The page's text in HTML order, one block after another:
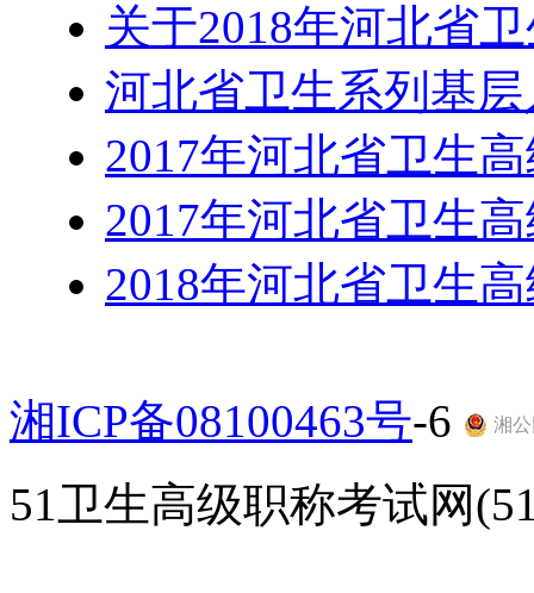
关于2018年河北省
河北省卫生系列基
2017年河北省卫生
2017年河北省卫生
2018年河北省卫生
湘ICP备08100463号-6 湘公
51卫生高级职称考试网